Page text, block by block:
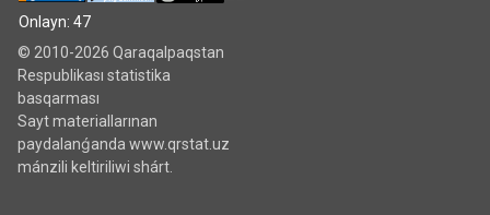
Onlayn: 47
© 2010-2026 Qaraqalpaqstan
Respublikası statistika
basqarması
Sayt materiallarınan
paydalanǵanda www.qrstat.uz
mánzili keltiriliwi shárt.